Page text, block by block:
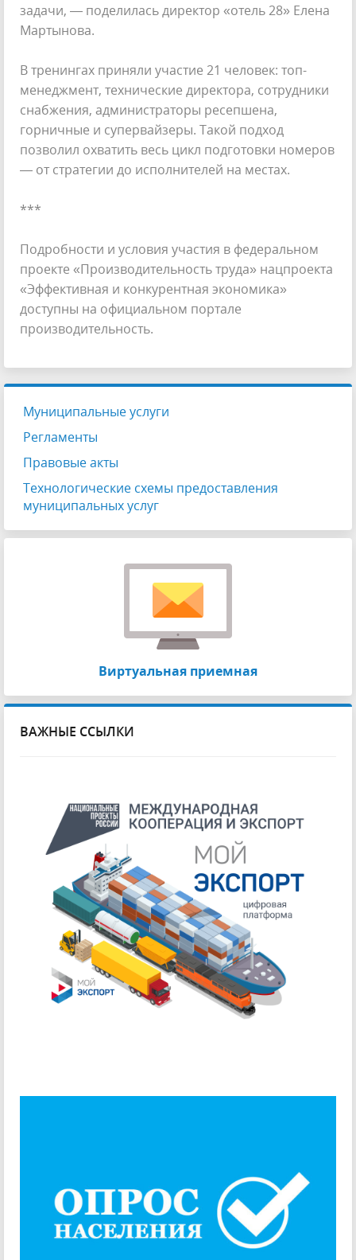
задачи, — поделилась директор «отель 28» Елена
Мартынова.
В тренингах приняли участие 21 человек: топ-
менеджмент, технические директора, сотрудники
снабжения, администраторы ресепшена,
горничные и супервайзеры. Такой подход
позволил охватить весь цикл подготовки номеров
— от стратегии до исполнителей на местах.
***
Подробности и условия участия в федеральном
проекте «Производительность труда» нацпроекта
«Эффективная и конкурентная экономика»
доступны на официальном портале
производительность.
Муниципальные услуги
Регламенты
Правовые акты
Технологические схемы предоставления
муниципальных услуг
Виртуальная приемная
ВАЖНЫЕ ССЫЛКИ